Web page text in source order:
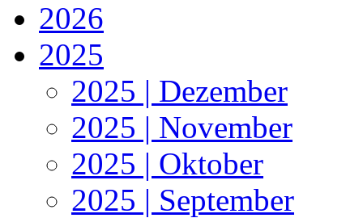
2026
2025
2025 | Dezember
2025 | November
2025 | Oktober
2025 | September